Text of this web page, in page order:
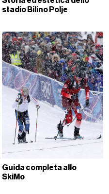
stadio Bilino Polje
Guida completa allo
SkiMo